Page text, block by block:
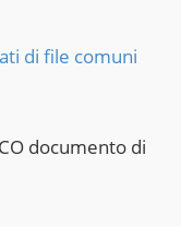
di file comuni
documento di